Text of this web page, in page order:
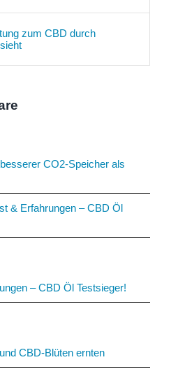
zum CBD durch
CO2-Speicher als
& Erfahrungen – CBD Öl
– CBD Öl Testsieger!
CBD-Blüten ernten